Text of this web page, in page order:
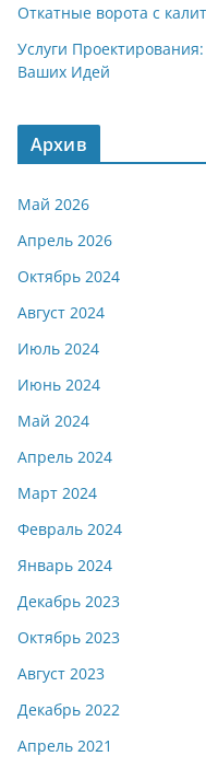
Откатные ворота с
Услуги
Ваших Идей
Архив
Май 2026
Апрель 2026
Октябрь 2024
Август 2024
Июль 2024
Июнь 2024
Май 2024
Апрель 2024
Март 2024
Февраль 2024
Январь 2024
Декабрь 2023
Октябрь 2023
Август 2023
Декабрь 2022
Апрель 2021